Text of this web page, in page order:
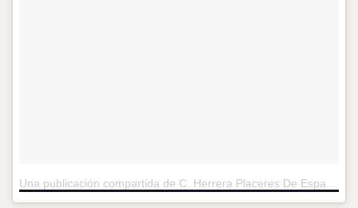
Una publicación compartida de C. Herrera Placeres De España (@carlosherrera2017)